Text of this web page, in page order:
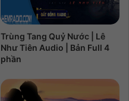
Trùng Tang Quỷ Nước | Lê
Như Tiên Audio | Bản Full 4
phần